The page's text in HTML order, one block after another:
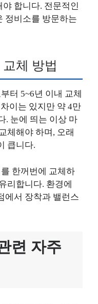
합니다. 전문적인
정비소를 방문하는
체 방법
터 5~6년 이내 교체
이는 있지만 약 4만
. 눈에 띄는 이상 마
체해야 하며, 오래
큽니다.
한꺼번에 교체하
리합니다. 환경에
에서 장착과 밸런스
련 자주